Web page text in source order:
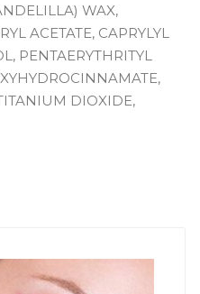
WAX,
ACETATE, CAPRYLYL
PENTAERYTHRITYL
DIOXIDE,